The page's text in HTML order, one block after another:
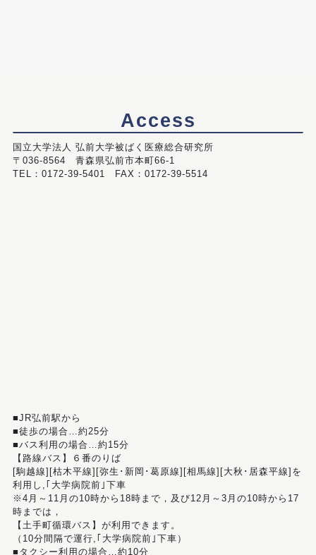
Access
国立大学法人 弘前大学被ばく医療総合研究所
〒036-8564 青森県弘前市本町66-1
TEL：0172-39-5401 FAX：0172-39-5514
■JR弘前駅から
■徒歩の場合…約25分
■バス利用の場合…約15分
【路線バス】６番のりば
[駒越線][枯木平線][弥生･新岡･葛原線][相馬線][大秋･居森平線]を
利用し,｢大学病院前｣下車
※4月～11月の10時から18時まで，及び12月～3月の10時から17
時までは，
【土手町循環バス】が利用できます。
（10分間隔で運行,｢大学病院前｣下車）
■タクシー利用の場合…約10分